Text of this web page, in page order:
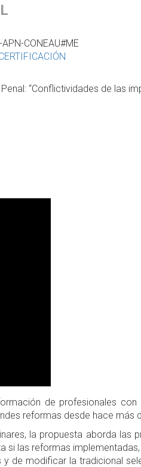
CONEAU#ME
“Conflictividades de las
de profesionales con
reformas desde hace más
la propuesta aborda las
si las reformas
de modificar la tradicional